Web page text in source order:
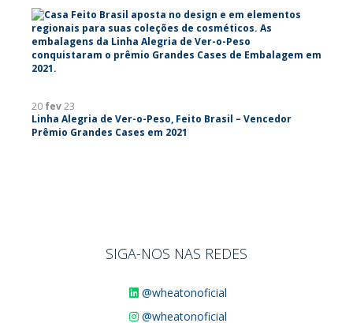
20 fev23
Linha Alegria de Ver-o-Peso, Feito Brasil – Vencedor
Prêmio Grandes Cases em 2021
SIGA-NOS NAS REDES
@wheatonoficial
@wheatonoficial